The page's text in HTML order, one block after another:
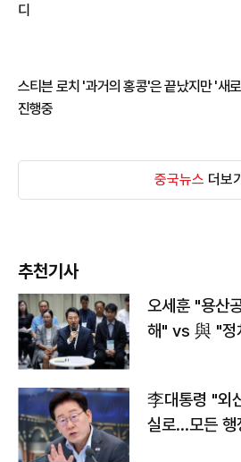
디
스티븐 로치 '과거의 홍콩'은 끝났지만 '새
진행중
중국뉴스 더보기
추천기사
오세훈 "용산
해" vs 與 "정
李대통령 "외
실로…모든 행